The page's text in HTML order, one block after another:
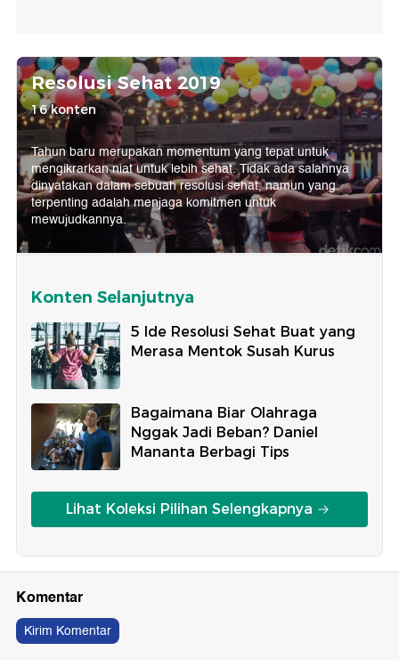
Resolusi Sehat 2019
16 konten
Tahun baru merupakan momentum yang tepat untuk
mengikrarkan niat untuk lebih sehat. Tidak ada salahnya
dinyatakan dalam sebuah resolusi sehat, namun yang
terpenting adalah menjaga komitmen untuk
mewujudkannya.
Konten Selanjutnya
5 Ide Resolusi Sehat Buat yang
Merasa Mentok Susah Kurus
Bagaimana Biar Olahraga
Nggak Jadi Beban? Daniel
Mananta Berbagi Tips
Lihat Koleksi Pilihan Selengkapnya
Komentar
Kirim Komentar